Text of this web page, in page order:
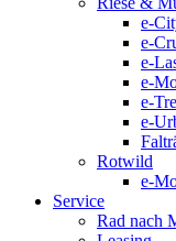
e-
e-
e-
e-
e-
e-
Rotwild
e-
Service
Rad nach